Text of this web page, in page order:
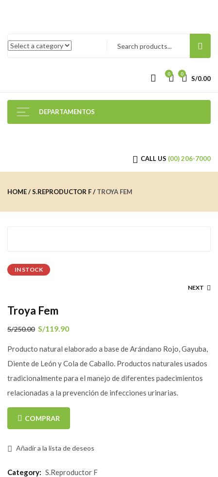
0
S/0.00
0
DEPARTAMENTOS
CALL US (00) 206-7000
HOME S.REPRODUCTOR F TROYA FEM
IN STOCK
NEXT
Troya Fem
S/250.00 S/119.90
Producto natural elaborado a base de Arándano Rojo, Gayuba,
Diente de León y Cola de Caballo. Productos naturales usados
tradicionalmente para el manejo de diferentes padecimientos
relacionadas a la prevención de infecciones urinarias.
COMPRAR
Añadir a la lista de deseos
Category: S.Reproductor F